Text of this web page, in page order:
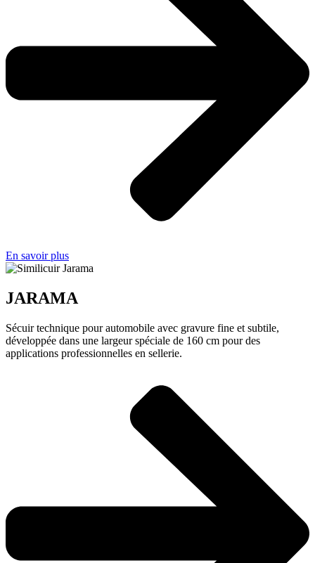
En savoir plus
JARAMA
Sécuir technique pour automobile avec gravure fine et subtile,
développée dans une largeur spéciale de 160 cm pour des
applications professionnelles en sellerie.